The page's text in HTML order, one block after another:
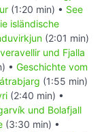
(1:20 min) • See
isländische
(2:01 min)
und Fjalla
• Geschichte vom
(1:55 min)
(2:40 min) •
und Bolafjall
(3:30 min) •